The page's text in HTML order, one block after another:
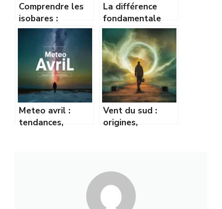
Comprendre les
isobares :
comment lire une
carte de pression
comme un pro
La différence
fondamentale
entre
météorologie et
climatologie
expliquée
Meteo avril :
tendances,
Vent du sud :
origines,